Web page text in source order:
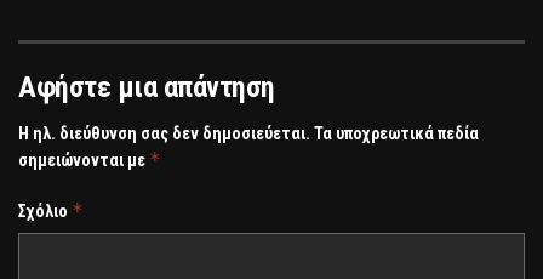
Αφήστε μια απάντηση
Η ηλ. διεύθυνση σας δεν δημοσιεύεται. Τα υποχρεωτικά πεδία
σημειώνονται με *
Σχόλιο *